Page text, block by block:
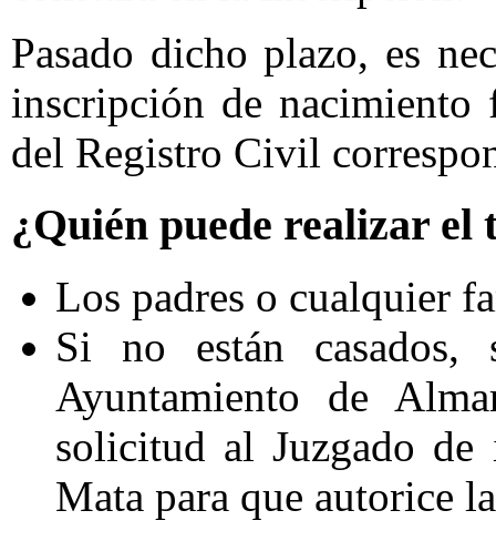
Pasado dicho plazo, es
inscripción de nacimiento
del Registro Civil
¿Quién puede realizar
Los padres o cualquier
Si no están
Ayuntamiento de
solicitud al Juzgado
Mata para que autorice